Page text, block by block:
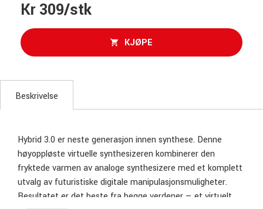
Kr 309/stk
KJØPE
Beskrivelse
Hybrid 3.0 er neste generasjon innen synthese. Denne
høyoppløste virtuelle synthesizeren kombinerer den
fryktede varmen av analoge synthesizere med et komplett
utvalg av futuristiske digitale manipulasjonsmuligheter.
Resultatet er det beste fra begge verdener — et virtuelt